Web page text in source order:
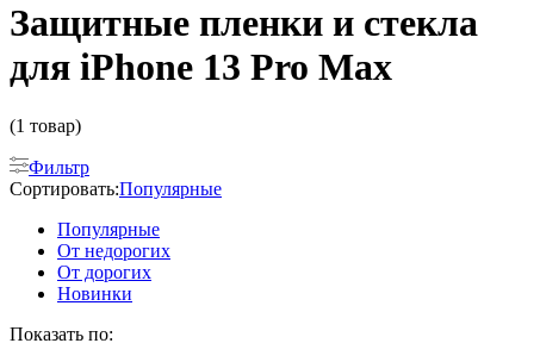
Защитные пленки и стекла
для iPhone 13 Pro Max
(1 товар)
Фильтр
Сортировать:Популярные
Популярные
От недорогих
От дорогих
Новинки
Показать по: